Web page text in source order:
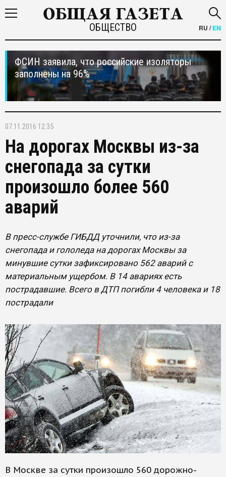
ОБЩЕСТВО RU /EN
ФСИН заявила, что российские изоляторы
заполнены на 96%
07.11.2016 12:35
На дорогах Москвы из-за
снегопада за сутки
произошло более 560
аварий
В пресс-службе ГИБДД уточнили, что из-за
снегопада и гололеда на дорогах Москвы за
минувшие сутки зафиксировано 562 аварий с
материальным ущербом. В 14 авариях есть
пострадавшие. Всего в ДТП погибли 4 человека и 18
пострадали
В Москве за сутки произошло 560 дорожно-